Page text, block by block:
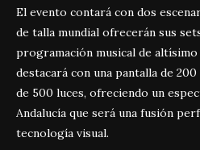
El evento contará con dos
de talla mundial ofrecerán sus
programación musical de altísimo
destacará con una pantalla de
de 500 luces, ofreciendo un
Andalucía que será una fusión
tecnología visual.